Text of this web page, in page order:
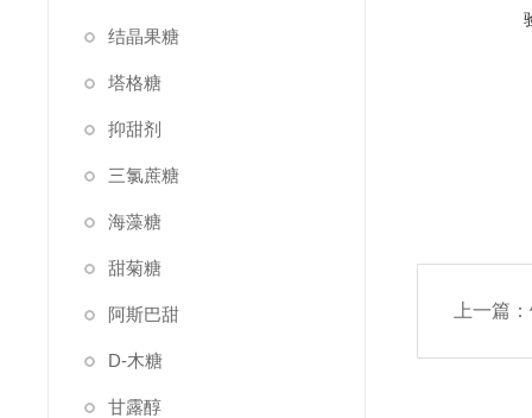
结晶果糖
塔格糖
抑甜剂
三氯蔗糖
海藻糖
甜菊糖
阿斯巴甜
D-木糖
甘露醇
上一篇：